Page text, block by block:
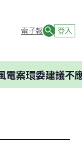
電子報 登入
建議不應開發